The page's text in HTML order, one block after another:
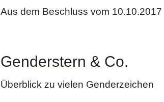
Aus dem Beschluss vom 10.10.2017
Genderstern & Co.
Überblick zu vielen Genderzeichen